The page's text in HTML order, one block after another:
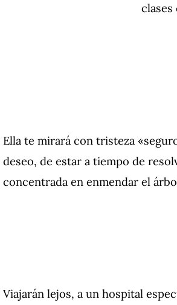
clases
Ella te mirará con tristeza
deseo, de estar a tiempo de
concentrada en enmendar el
Viajarán lejos, a un hospital